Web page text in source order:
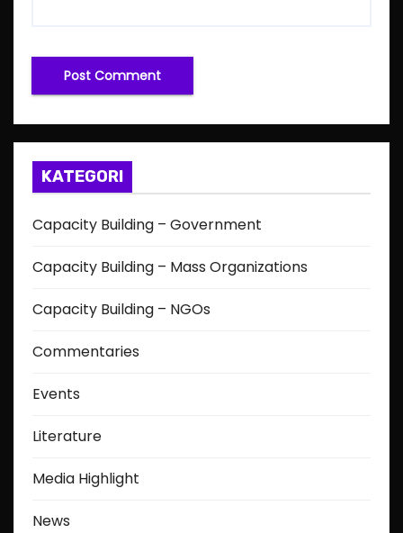
KATEGORI
Capacity Building – Government
Capacity Building – Mass Organizations
Capacity Building – NGOs
Commentaries
Events
Literature
Media Highlight
News